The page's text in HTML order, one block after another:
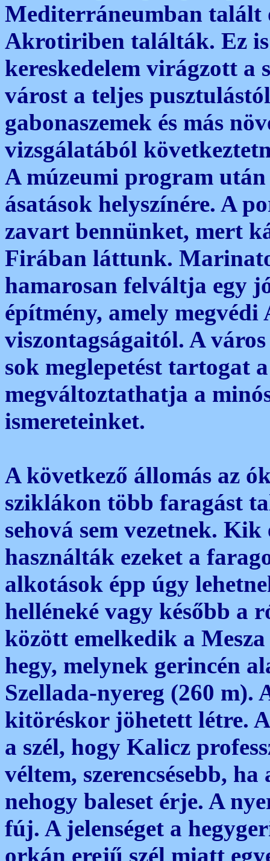
Mediterráneumban talált
Akrotiriben találták. Ez
kereskedelem virágzott a
várost a teljes
gabonaszemek és más
vizsgálatából
A múzeumi program
ásatások helyszínére. A
zavart bennünket, mert
Firában láttunk.
hamarosan felváltja egy
építmény, amely
viszontagságaitól. A
sok meglepetést tartogat
megváltoztathatja a
ismereteinket.
A következő állomás az
sziklákon több faragást
sehová sem vezetnek.
használták ezeket a
alkotások épp úgy
helléneké vagy később a
között emelkedik a
hegy, melynek gerincén
Szellada-nyereg (260 m).
kitöréskor jöhetett létre.
a szél, hogy Kalicz
véltem, szerencsésebb,
nehogy baleset érje. A
fúj. A jelenséget a
orkán erejű szél miatt